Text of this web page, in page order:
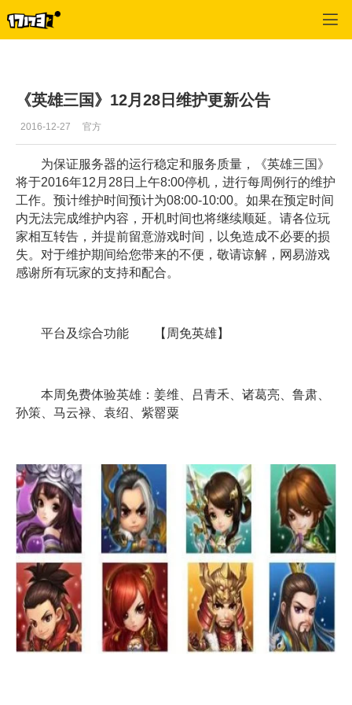
《英雄三国》12月28日维护更新公告
2016-12-27 官方
为保证服务器的运行稳定和服务质量，《英雄三国》
将于2016年12月28日上午8:00停机，进行每周例行的维护
工作。预计维护时间预计为08:00-10:00。如果在预定时间
内无法完成维护内容，开机时间也将继续顺延。请各位玩
家相互转告，并提前留意游戏时间，以免造成不必要的损
失。对于维护期间给您带来的不便，敬请谅解，网易游戏
感谢所有玩家的支持和配合。
平台及综合功能 【周免英雄】
本周免费体验英雄：姜维、吕青禾、诸葛亮、鲁肃、
孙策、马云禄、袁绍、紫罂粟